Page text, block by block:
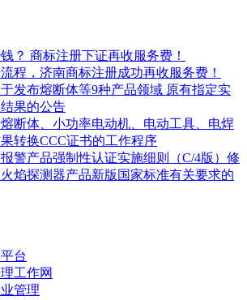
？ 商标注册下证再收服务费！
程，济南商标注册成功再收服务费！
发布熔断体等9种产品领域 原有指定实
果的公告
断体、小功率电动机、电动工具、电焊
转换CCC证书的工作程序
警产品强制性认证实施细则（C/4版）修
焰探测器产品新版国家标准有关要求的